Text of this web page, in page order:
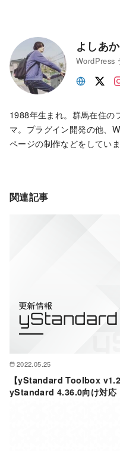
よしあ
WordPress
1988年生まれ。群馬在住の
マ。プラグイン開発の他、
ページの制作などをしていま
関連記事
2022.05.25
【yStandard Toolbox
yStandard 4.36.0向け対応